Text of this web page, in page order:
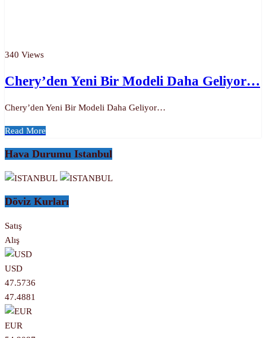
340 Views
Chery’den Yeni Bir Modeli Daha Geliyor…
Chery’den Yeni Bir Modeli Daha Geliyor…
Read More
Hava Durumu Istanbul
Döviz Kurları
Satış
Alış
USD
47.5736
47.4881
EUR